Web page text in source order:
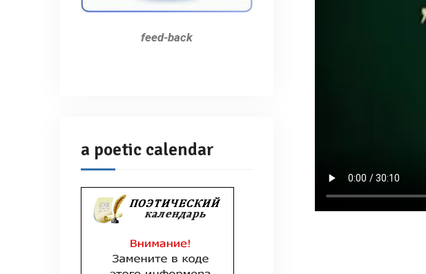
feed-back
a poetic calendar